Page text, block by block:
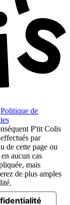
Politique de
P'tit Colis
par
de cette page ou
aucun cas
mais
de plus amples